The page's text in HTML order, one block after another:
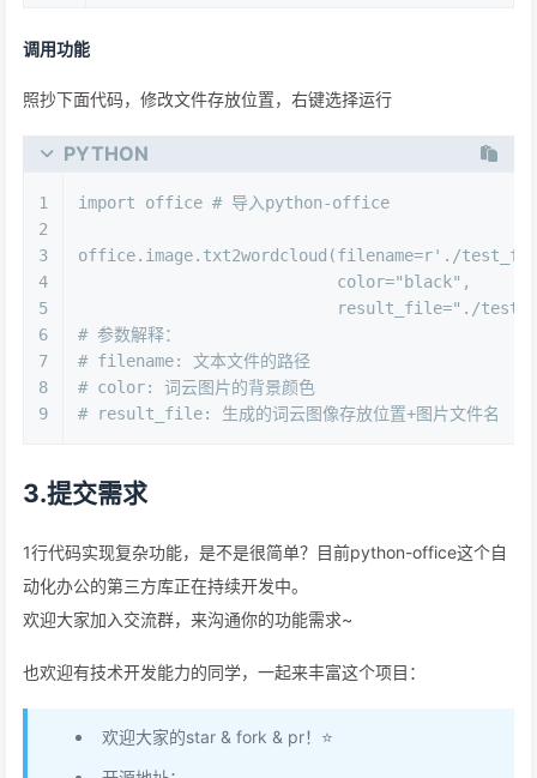
调用功能
照抄下面代码，修改文件存放位置，右键选择运行
PYTHON
1
2
3
4
5
6
7
8
9
import office # 导入python-office
office.image.txt2wordcloud(filename=r'./
                           color=
"black" ,
                           result_file=
"./
# 参数解释：
# filename: 文本文件的路径
# color: 词云图片的背景颜色
# result_file: 生成的词云图像存放位置+图片文件名
3.提交需求
1行代码实现复杂功能，是不是很简单？目前python-office这个自
动化办公的第三方库正在持续开发中。
欢迎大家加入交流群，来沟通你的功能需求~
也欢迎有技术开发能力的同学，一起来丰富这个项目：
欢迎大家的star & fork & pr！⭐